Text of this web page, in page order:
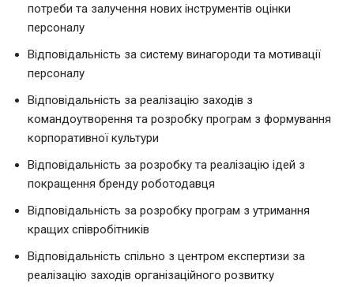
потреби та залучення нових інструментів оцінки
персоналу
Відповідальність за систему винагороди та мотивації
персоналу
Відповідальність за реалізацію заходів з
командоутворення та розробку програм з формування
корпоративної культури
Відповідальність за розробку та реалізацію ідей з
покращення бренду роботодавця
Відповідальність за розробку програм з утримання
кращих співробітників
Відповідальність спільно з центром експертизи за
реалізацію заходів організаційного розвитку